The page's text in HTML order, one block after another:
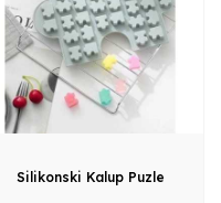
Silikonski Kalup Puzle